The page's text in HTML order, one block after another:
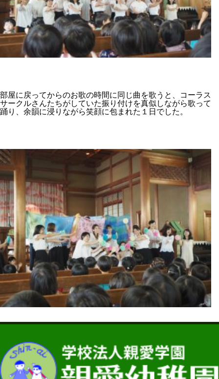
部屋に戻ってからのお歌の時間に同じ曲を歌うと、コーラス
サークルさんたちがしていた振り付けを真似しながら歌って
踊り、余韻に浸りながら笑顔に包まれた１日でした。